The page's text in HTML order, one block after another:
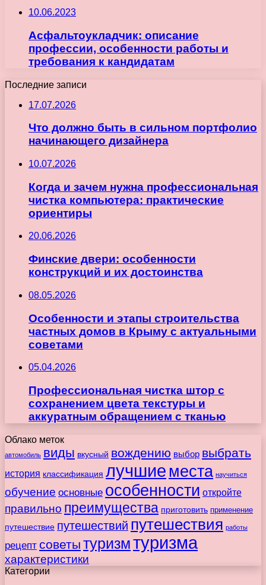
10.06.2023
Асфальтоукладчик: описание
профессии, особенности работы и
требования к кандидатам
Последние записи
17.07.2026
Что должно быть в сильном портфолио
начинающего дизайнера
10.07.2026
Когда и зачем нужна профессиональная
чистка компьютера: практические
ориентиры
20.06.2026
Финские двери: особенности
конструкций и их достоинства
08.05.2026
Особенности и этапы строительства
частных домов в Крыму с актуальными
советами
05.04.2026
Профессиональная чистка штор с
сохранением цвета текстуры и
аккуратным обращением с тканью
Облако меток
автомобиль виды вкусный вождению выбор выбрать
история классификация лучшиеместа научиться
обучение основные особенности откройте
правильно преимущества приготовить применение
путешествие путешествий путешествия работы
рецепт советы туризмтуризма
характеристики
Категории